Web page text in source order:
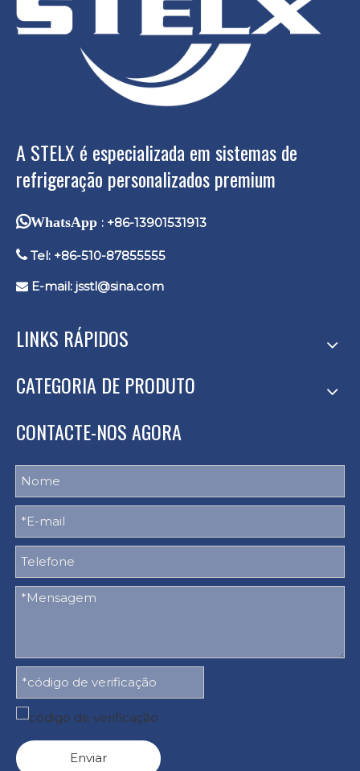
A STELX é especializada em sistemas de
refrigeração personalizados premium
WhatsApp : +86-13901531913
 Tel: +86-510-87855555
 E-mail: jsstl@sina.com
LINKS RÁPIDOS
CATEGORIA DE PRODUTO
CONTACTE-NOS AGORA
Enviar